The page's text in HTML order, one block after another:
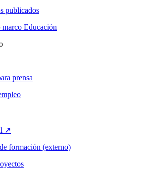
publicados
Educación
prensa
↗
formación (externo)